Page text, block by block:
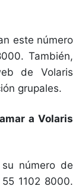
este número
También,
de Volaris
grupales.
a Volaris
número de
1102 8000.